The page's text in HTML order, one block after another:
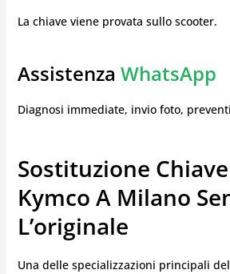
La chiave viene provata sullo scooter.
Assistenza WhatsApp
Diagnosi immediate, invio foto,
Sostituzione
Kymco A Milano
L’originale
Una delle specializzazioni principali